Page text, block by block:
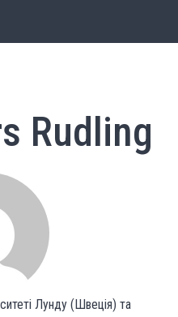
Rudling
Лунду (Швеція) та